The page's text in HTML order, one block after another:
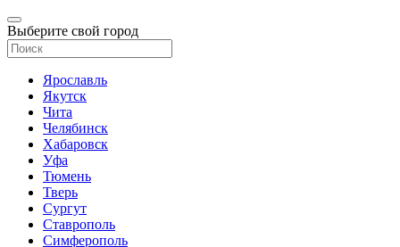
Выберите свой город
Ярославль
Якутск
Чита
Челябинск
Хабаровск
Уфа
Тюмень
Тверь
Сургут
Ставрополь
Симферополь